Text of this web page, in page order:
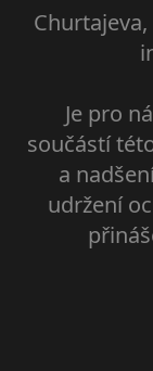
Je pro
součástí
a
udržení